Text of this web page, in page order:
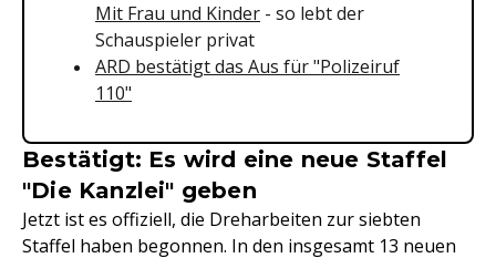
Mit Frau und Kinder - so lebt der
Schauspieler privat
ARD bestätigt das Aus für "Polizeiruf
110"
Bestätigt: Es wird eine neue Staffel
"Die Kanzlei" geben
Jetzt ist es offiziell, die Dreharbeiten zur siebten
Staffel haben begonnen. In den insgesamt 13 neuen